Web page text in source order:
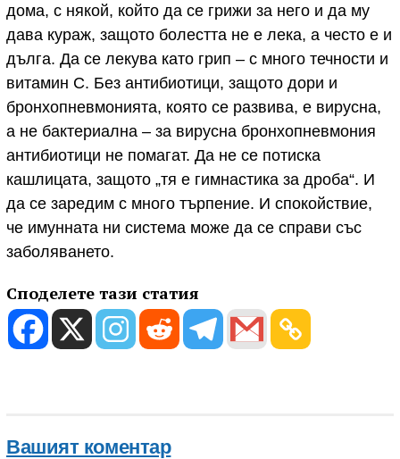
дома, с някой, който да се грижи за него и да му
дава кураж, защото болестта не е лека, а често е и
дълга. Да се лекува като грип – с много течности и
витамин С. Без антибиотици, защото дори и
бронхопневмонията, която се развива, е вирусна,
а не бактериална – за вирусна бронхопневмония
антибиотици не помагат. Да не се потиска
кашлицата, защото „тя е гимнастика за дроба“. И
да се заредим с много търпение. И спокойствие,
че имунната ни система може да се справи със
заболяването.
Споделете тази статия
Вашият коментар